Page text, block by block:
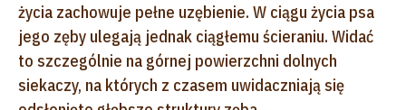
życia zachowuje pełne uzębienie. W ciągu życia psa
jego zęby ulegają jednak ciągłemu ścieraniu. Widać
to szczególnie na górnej powierzchni dolnych
siekaczy, na których z czasem uwidaczniają się